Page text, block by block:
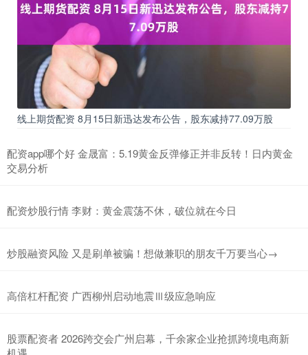
线上期货配资 8月15日新迅达发布公告，股东减持77.09万股
配资app哪个好 金晟富：5.19黄金反弹修正并非反转！日内黄金
交易分析
配资炒股行情 李财：黄金震荡不休，破位就在今日
炒股融资风险 又是刷单被骗！想做兼职的朋友千万要当心→
高倍杠杆配资 广西柳州启动地震Ⅲ级应急响应
股票配资者 2026跨交会广州启幕，千余家企业抢抓跨境电商新